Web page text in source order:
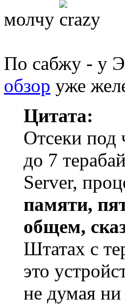
молчу
По сабжу - у
обзор уже
Цитата:
Отсеки под
до 7
Server,
памяти,
общем,
Штатах с
это
не думая